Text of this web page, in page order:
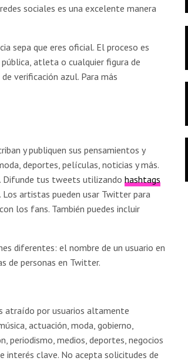
sociales es una excelente manera
sepa que eres oficial. El proceso es
atleta o cualquier figura de
verificación azul. Para más
y publiquen sus pensamientos y
deportes, películas, noticias y más.
Difunde tus tweets utilizandohashtags
Los artistas pueden usar Twitter para
los fans. También puedes incluir
diferentes: el nombre de un usuario en
de personas en Twitter.
atraído por usuarios altamente
actuación, moda, gobierno,
periodismo, medios, deportes, negocios
interés clave. No acepta solicitudes de